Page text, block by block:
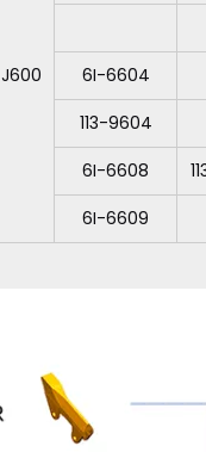
J600
6I-6604
113-9604
6I-6608
6I-6609